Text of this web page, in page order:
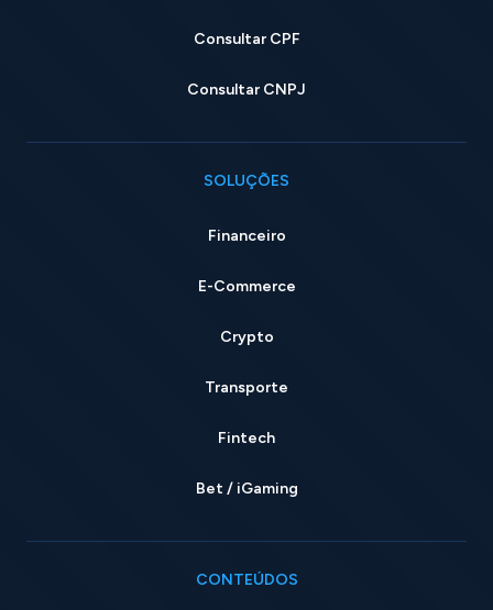
Consultar CPF
Consultar CNPJ
SOLUÇÕES
Financeiro
E-Commerce
Crypto
Transporte
Fintech
Bet / iGaming
CONTEÚDOS